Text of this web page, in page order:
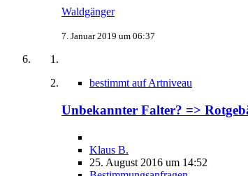
Waldgänger
7. Januar 2019 um 06:37
bestimmt auf Artniveau
Unbekannter Falter? =>
Klaus B.
25. August 2016 um 14:52